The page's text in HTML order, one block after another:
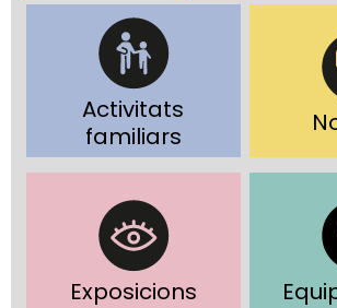
Activitats
familiars
Exposicions